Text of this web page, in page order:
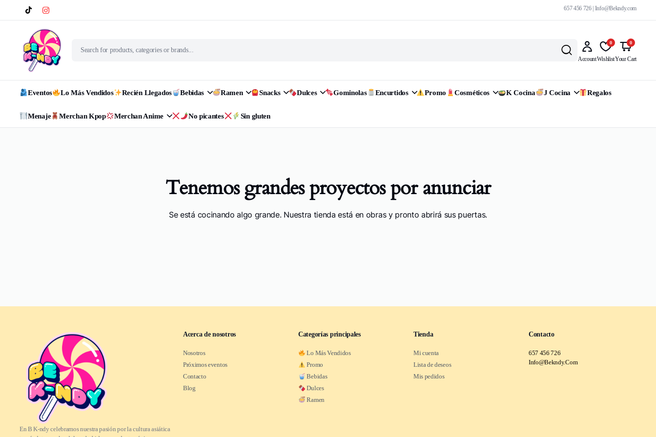
657 456 726 | Info@Bekndy.com
Account
0
Wishlist
0
Your Cart
Eventos Lo Más Vendidos Recién Llegados Bebidas Ramen Snacks Dulces Gominolas Encurtidos Promo Cosméticos K Cocina J Cocina Regalos
Menaje Merchan Kpop Merchan Anime No picantes Sin gluten
Tenemos grandes proyectos por anunciar
Se está cocinando algo grande. Nuestra tienda está en obras y pronto abrirá sus puertas.
En B K-ndy celebramos nuestra pasión por la cultura asiática
Acerca de nosotros
Nosotros
Próximos eventos
Contacto
Blog
Categorías principales
Lo Más Vendidos
Promo
Bebidas
Dulces
Ramen
Tienda
Mi cuenta
Lista de deseos
Mis pedidos
Contacto
657 456 726
Info@Bekndy.Com